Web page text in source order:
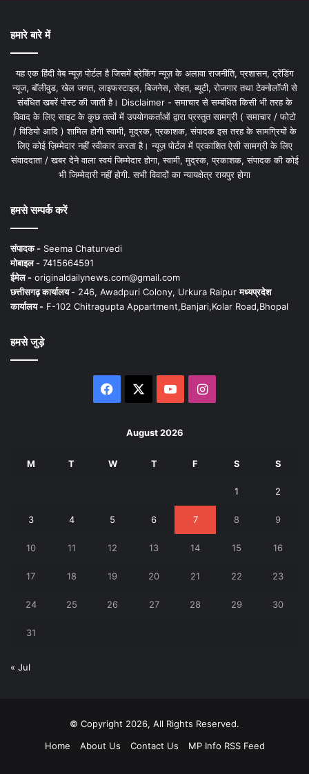
हमारे बारे में
यह एक हिंदी वेब न्यूज़ पोर्टल है जिसमें ब्रेकिंग न्यूज़ के अलावा राजनीति, प्रशासन, ट्रेंडिंग
न्यूज, बॉलीवुड, खेल जगत, लाइफस्टाइल, बिजनेस, सेहत, ब्यूटी, रोजगार तथा टेक्नोलॉजी से
संबंधित खबरें पोस्ट की जाती है। Disclaimer - समाचार से सम्बंधित किसी भी तरह के
विवाद के लिए साइट के कुछ तत्वों में उपयोगकर्ताओं द्वारा प्रस्तुत सामग्री ( समाचार / फोटो
/ विडियो आदि ) शामिल होगी स्वामी, मुद्रक, प्रकाशक, संपादक इस तरह के सामग्रियों के
लिए कोई ज़िम्मेदार नहीं स्वीकार करता है। न्यूज़ पोर्टल में प्रकाशित ऐसी सामग्री के लिए
संवाददाता / खबर देने वाला स्वयं जिम्मेदार होगा, स्वामी, मुद्रक, प्रकाशक, संपादक की कोई
भी जिम्मेदारी नहीं होगी. सभी विवादों का न्यायक्षेत्र रायपुर होगा
हमसे सम्पर्क करें
संपादक - Seema Chaturvedi
मोबाइल - 7415664591
ईमेल - originaldailynews.com@gmail.com
छत्तीसगढ़ कार्यालय - 246, Awadpuri Colony, Urkura Raipurमध्यप्रदेश
कार्यालय - F-102 Chitragupta Appartment,Banjari,Kolar Road,Bhopal
हमसे जुड़े
Facebook YouTubeInstagram
August 2026
M T W T F S S
1 2
3 4 5 6 7 8 9
10 11 12 13 14 15 16
17 18 19 20 21 22 23
24 25 26 27 28 29 30
31
« Jul
© Copyright 2026, All Rights Reserved.
Home
About Us Contact Us MP Info RSS Feed